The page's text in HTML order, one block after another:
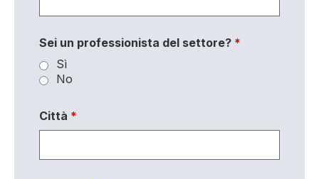
Sei un professionista del settore? *
Sì
No
Città *